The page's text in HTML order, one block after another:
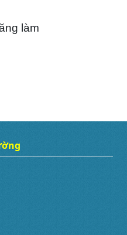
làm